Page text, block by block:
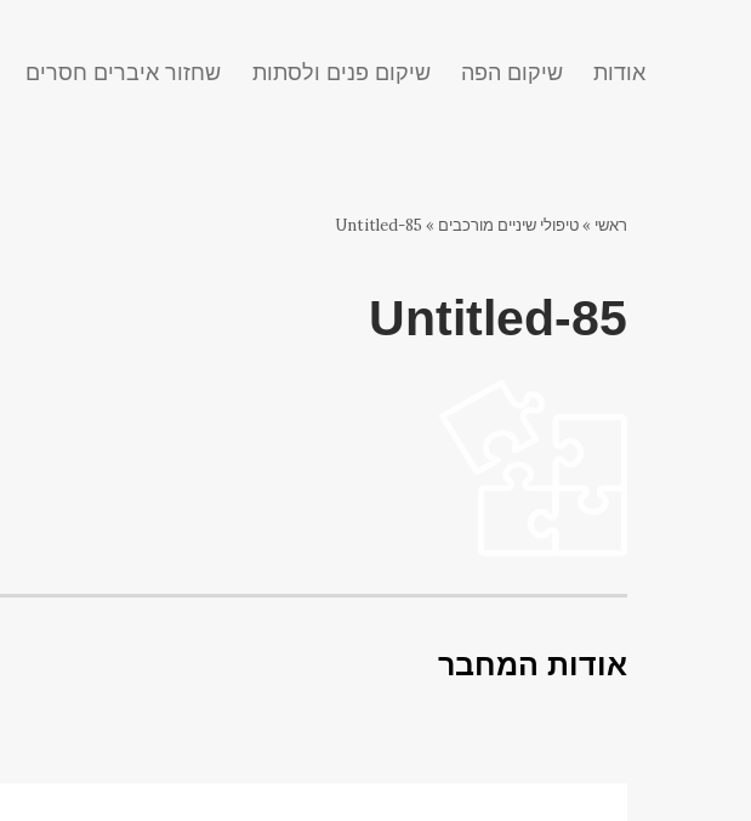
אודות שיקום הפה שיקום פנים ולסתות שחזור איברים חסרים
ראשי »טיפולי שיניים מורכבים »
Untitled-85
Untitled-85
אודות המחבר